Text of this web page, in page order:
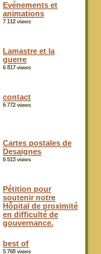
Evénements et
animations
7 112 views
Lamastre et la
guerre
6 817 views
contact
6 772 views
Cartes postales de
Desaignes
6 513 views
Pétition pour
soutenir notre
Hôpital de proximité
en difficulté de
gouvernance.
best of
5 768 views